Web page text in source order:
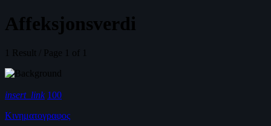
Affeksjonsverdi
1 Result / Page 1 of 1
insert_link 100
Κινηματογραφος